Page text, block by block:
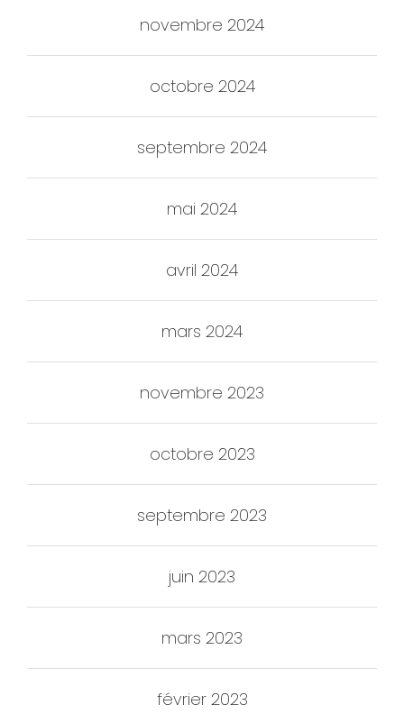
novembre 2024
octobre 2024
septembre 2024
mai 2024
avril 2024
mars 2024
novembre 2023
octobre 2023
septembre 2023
juin 2023
mars 2023
février 2023